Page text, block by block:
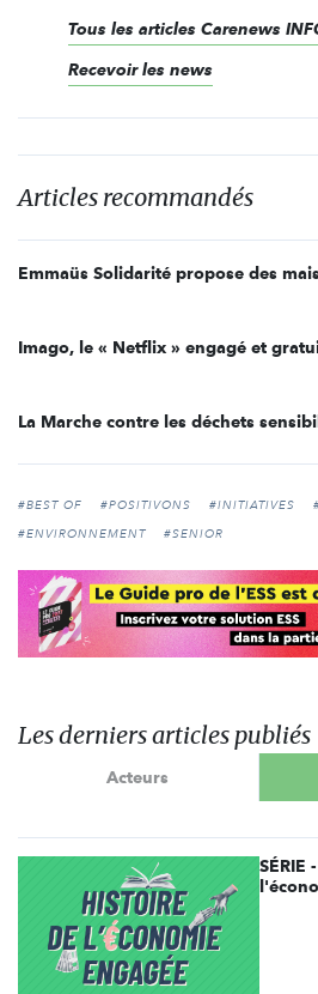
Tous les articles Carenews
Recevoir les news
Articles recommandés
Imago, le « Netflix » engagé et
#BEST OF #POSITIVONS #INITIATIVES
#ENVIRONNEMENT
#SENIOR
Les derniers articles publiés
Acteurs